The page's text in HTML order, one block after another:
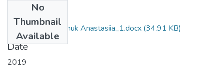
No
Thumbnail
Available
6.030102_Kyrylchuk Anastasiia_1.docx (34.91 KB)
Date
2019